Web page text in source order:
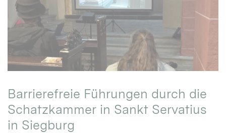
Barrierefreie Führungen durch die
Schatzkammer in Sankt Servatius
in Siegburg